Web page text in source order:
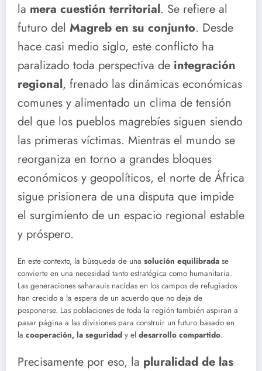
la mera cuestión territorial. Se refiere al
futuro del Magreb en su conjunto. Desde
hace casi medio siglo, este conflicto ha
paralizado toda perspectiva de integración
regional, frenado las dinámicas económicas
comunes y alimentado un clima de tensión
del que los pueblos magrebíes siguen siendo
las primeras víctimas. Mientras el mundo se
reorganiza en torno a grandes bloques
económicos y geopolíticos, el norte de África
sigue prisionera de una disputa que impide
el surgimiento de un espacio regional estable
y próspero.
En este contexto, la búsqueda de una solución equilibrada se
convierte en una necesidad tanto estratégica como humanitaria.
Las generaciones saharauis nacidas en los campos de refugiados
han crecido a la espera de un acuerdo que no deja de
posponerse. Las poblaciones de toda la región también aspiran a
pasar página a las divisiones para construir un futuro basado en
la cooperación, la seguridad y el desarrollo compartido.
Precisamente por eso, la pluralidad de las